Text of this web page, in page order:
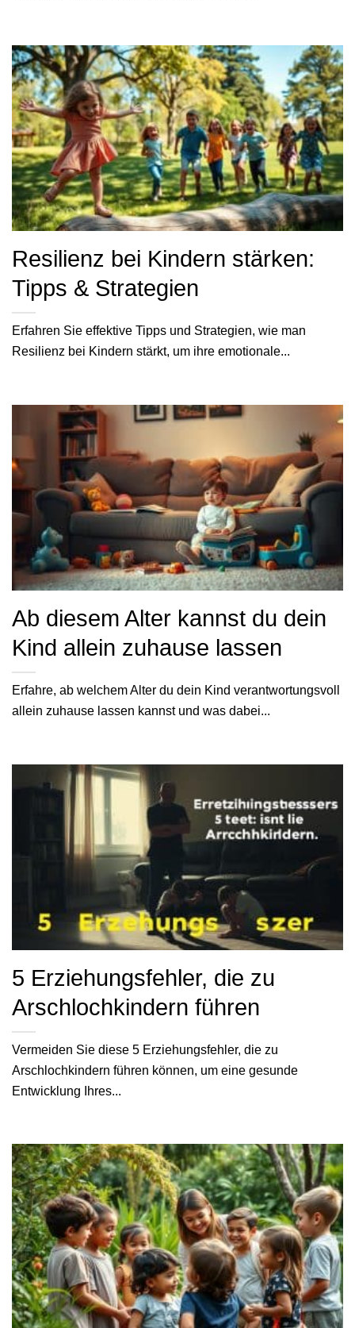
Resilienz bei Kindern stärken:
Tipps & Strategien
Erfahren Sie effektive Tipps und Strategien, wie man
Resilienz bei Kindern stärkt, um ihre emotionale...
Ab diesem Alter kannst du dein
Kind allein zuhause lassen
Erfahre, ab welchem Alter du dein Kind verantwortungsvoll
allein zuhause lassen kannst und was dabei...
5 Erziehungsfehler, die zu
Arschlochkindern führen
Vermeiden Sie diese 5 Erziehungsfehler, die zu
Arschlochkindern führen können, um eine gesunde
Entwicklung Ihres...